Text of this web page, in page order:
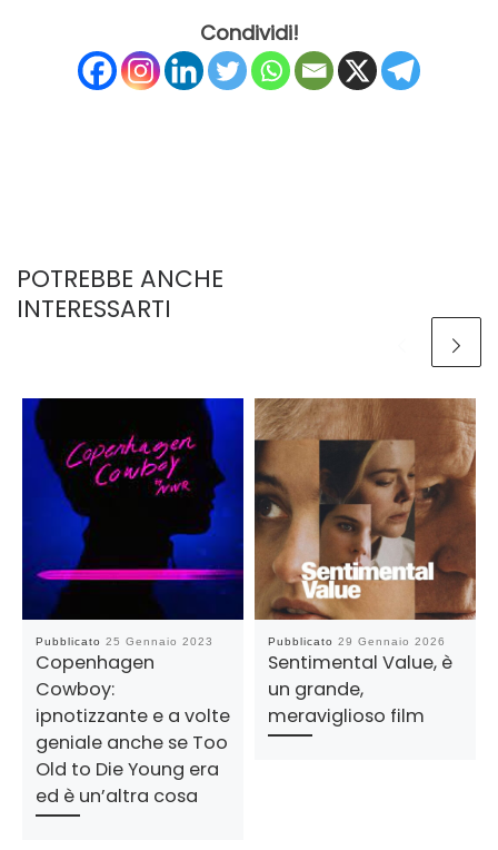
Condividi!
POTREBBE ANCHE
INTERESSARTI
Pubblicato 25 Gennaio 2023
Copenhagen
Cowboy:
ipnotizzante e a volte
geniale anche se Too
Old to Die Young era
ed è un’altra cosa
Pubblicato 29 Gennaio 2026
Sentimental Value, è
un grande,
meraviglioso film